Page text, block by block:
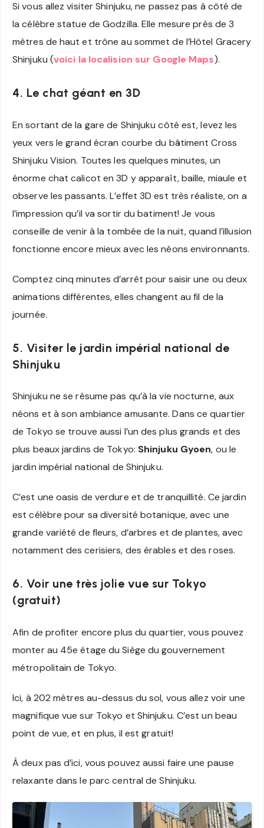
Si vous allez visiter Shinjuku, ne passez pas à côté de
la célèbre statue de Godzilla. Elle mesure près de 3
mètres de haut et trône au sommet de l’Hôtel Gracery
Shinjuku (voici la localision sur Google Maps).
4. Le chat géant en 3D
En sortant de la gare de Shinjuku côté est, levez les
yeux vers le grand écran courbe du bâtiment Cross
Shinjuku Vision. Toutes les quelques minutes, un
énorme chat calicot en 3D y apparaît, baille, miaule et
observe les passants. L’effet 3D est très réaliste, on a
l’impression qu’il va sortir du batiment! Je vous
conseille de venir à la tombée de la nuit, quand l’illusion
fonctionne encore mieux avec les néons environnants.
Comptez cinq minutes d’arrêt pour saisir une ou deux
animations différentes, elles changent au fil de la
journée.
5. Visiter le jardin impérial national de
Shinjuku
Shinjuku ne se résume pas qu’à la vie nocturne, aux
néons et à son ambiance amusante. Dans ce quartier
de Tokyo se trouve aussi l’un des plus grands et des
plus beaux jardins de Tokyo: Shinjuku Gyoen, ou le
jardin impérial national de Shinjuku.
C’est une oasis de verdure et de tranquillité. Ce jardin
est célèbre pour sa diversité botanique, avec une
grande variété de fleurs, d’arbres et de plantes, avec
notamment des cerisiers, des érables et des roses.
6. Voir une très jolie vue sur Tokyo
(gratuit)
Afin de profiter encore plus du quartier, vous pouvez
monter au 45e étage du Siège du gouvernement
métropolitain de Tokyo.
Ici, à 202 mètres au-dessus du sol, vous allez voir une
magnifique vue sur Tokyo et Shinjuku. C’est un beau
point de vue, et en plus, il est gratuit!
À deux pas d’ici, vous pouvez aussi faire une pause
relaxante dans le parc central de Shinjuku.